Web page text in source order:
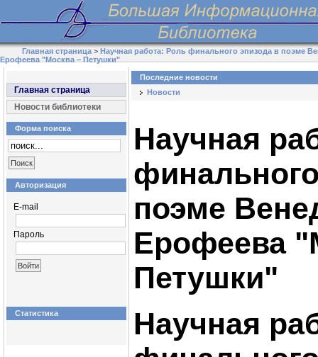
Главная страница >Научная работа: Роль финального эпизода в поэме
Ерофеева "Москва – Петушки"
Главная страница
Новости библиотеки
Форма поиска
Авторизация
E-mail
Пароль
Статистика
Последние новости
Новости
Научная
поэме
Ерофеева
Петушки"
Научная